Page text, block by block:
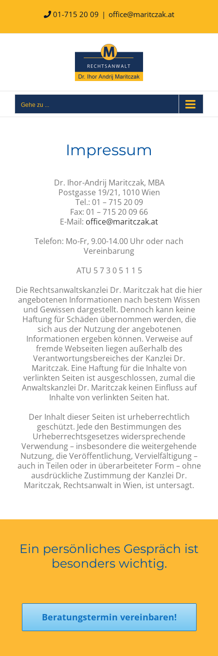
01-715 20 09 | office@maritczak.at
Gehe zu ...
Impressum
Dr. Ihor-Andrij Maritczak, MBA
Postgasse 19/21, 1010 Wien
Tel.: 01 – 715 20 09
Fax: 01 – 715 20 09 66
E-Mail: office@maritczak.at
Telefon: Mo-Fr, 9.00-14.00 Uhr oder nach
Vereinbarung
ATU 5 7 3 0 5 1 1 5
Die Rechtsanwaltskanzlei Dr. Maritczak hat die hier
angebotenen Informationen nach bestem Wissen
und Gewissen dargestellt. Dennoch kann keine
Haftung für Schäden übernommen werden, die
sich aus der Nutzung der angebotenen
Informationen ergeben können. Verweise auf
fremde Webseiten liegen außerhalb des
Verantwortungsbereiches der Kanzlei Dr.
Maritczak. Eine Haftung für die Inhalte von
verlinkten Seiten ist ausgeschlossen, zumal die
Anwaltskanzlei Dr. Maritczak keinen Einfluss auf
Inhalte von verlinkten Seiten hat.
Der Inhalt dieser Seiten ist urheberrechtlich
geschützt. Jede den Bestimmungen des
Urheberrechtsgesetzes widersprechende
Verwendung – insbesondere die weitergehende
Nutzung, die Veröffentlichung, Vervielfältigung –
auch in Teilen oder in überarbeiteter Form – ohne
ausdrückliche Zustimmung der Kanzlei Dr.
Maritczak, Rechtsanwalt in Wien, ist untersagt.
Ein persönliches Gespräch ist
besonders wichtig.
Beratungstermin vereinbaren!